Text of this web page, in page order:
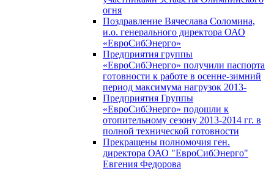
огня
Поздравление Вячеслава Соломина,
и.о. генерального директора ОАО
«ЕвроСибЭнерго»
Предприятия группы
«ЕвроСибЭнерго» получили паспорта
готовности к работе в осенне-зимний
период максимума нагрузок 2013-
Предприятия Группы
«ЕвроСибЭнерго» подошли к
отопительному сезону 2013-2014 гг. в
полной технической готовности
Прекращены полномочия ген.
директора ОАО "ЕвроСибЭнерго"
Евгения Федорова